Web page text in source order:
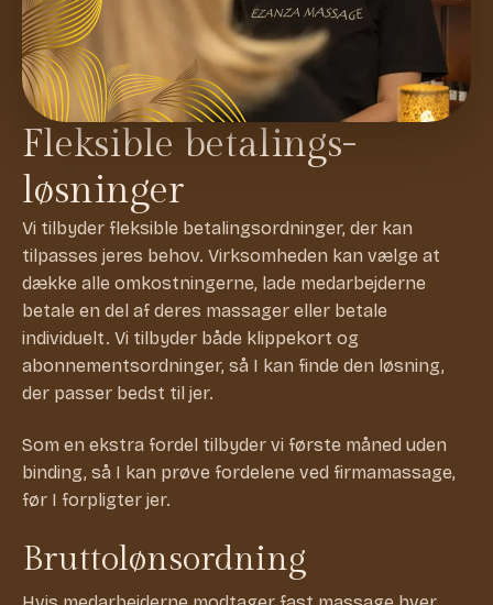
Fleksible betalings­
løsninger
Vi tilbyder fleksible betalingsordninger, der kan
tilpasses jeres behov. Virksomheden kan vælge at
dække alle omkostningerne, lade medarbejderne
betale en del af deres massager eller betale
individuelt. Vi tilbyder både klippekort og
abonnementsordninger, så I kan finde den løsning,
der passer bedst til jer.
Som en ekstra fordel tilbyder vi første måned uden
binding, så I kan prøve fordelene ved firmamassage,
før I forpligter jer.
Bruttolønsordning